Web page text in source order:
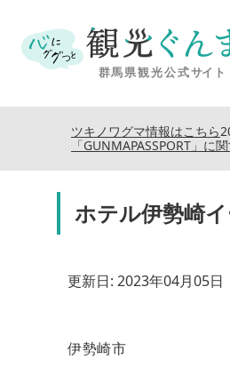
ツキノワグマ情報はこちら
「GUNMAPASSPORT」に
ホテル伊勢崎
更新日: 2023年04月05日
伊勢崎市